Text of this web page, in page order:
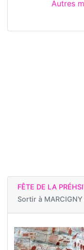
Autres
FÊTE DE LA
Sortir à